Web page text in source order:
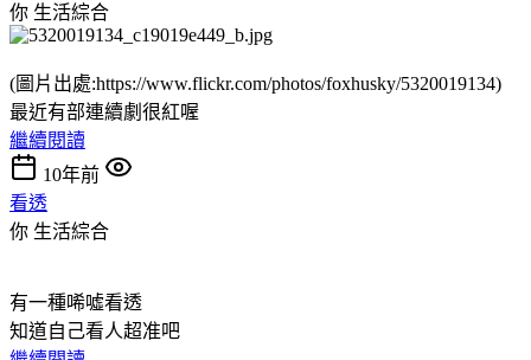
你 生活綜合
(圖片出處:https://www.flickr.com/photos/foxhusky/5320019134)
最近有部連續劇很紅喔
繼續閱讀
10年前
看透
你 生活綜合
有一種唏噓看透
知道自己看人超准吧